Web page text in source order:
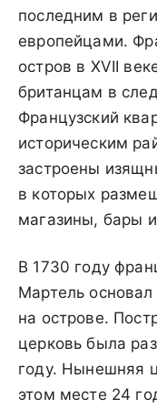
последним в
европейцами.
остров в XVII
британцам в
Французский
историческим
застроены
в которых
магазины, бары
В 1730 году
Мартель
на острове.
церковь была
году. Нынешняя
этом месте 24